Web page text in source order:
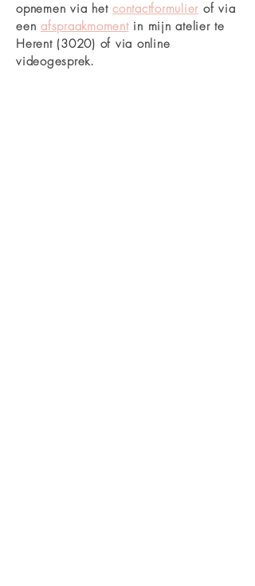
opnemen via het contactformulier of via
een afspraakmoment in mijn atelier te
Herent (3020) of via online
videogesprek.